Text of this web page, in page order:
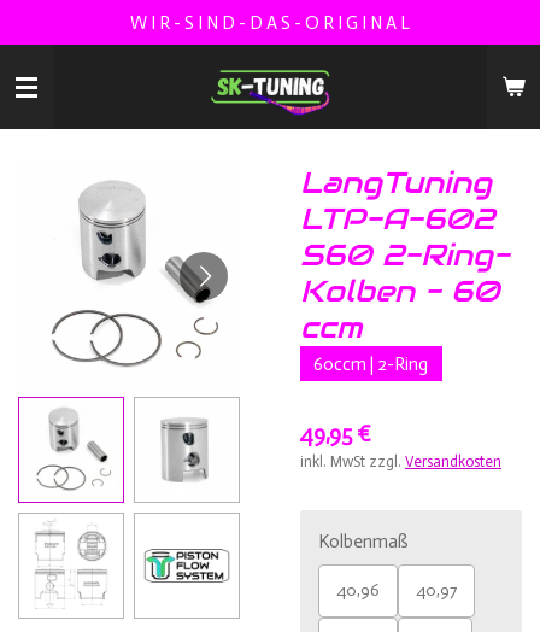
Hauptinhalt
springen
W I R - S I N D - D A S - O R I G I N A L
LangTuning
LTP-A-602
S60 2-Ring-
Kolben - 60
ccm
60ccm | 2-Ring
49,95 €
inkl. MwSt zzgl. Versandkosten
Kolbenmaß
40,96 40,97